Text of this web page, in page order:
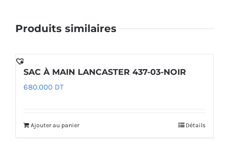
Produits similaires
SAC À MAIN LANCASTER 437-03-NOIR
680.000 DT
Ajouter au panier Détails